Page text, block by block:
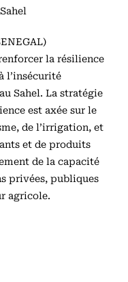
la résilience
l’insécurité
Sahel. La stratégie
est axée sur le
de l’irrigation, et
et de produits
de la capacité
privées, publiques
agricole.